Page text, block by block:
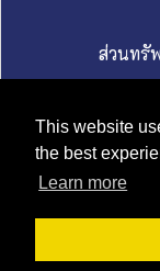
This website
the best
Learn more
ส่วนทรั
ม
114 สุขุมวิ
เขต
02